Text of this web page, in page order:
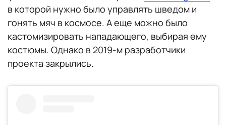
в которой нужно было управлять шведом и
гонять мяч в космосе. А еще можно было
кастомизировать нападающего, выбирая ему
костюмы. Однако в 2019-м разработчики
проекта закрылись.